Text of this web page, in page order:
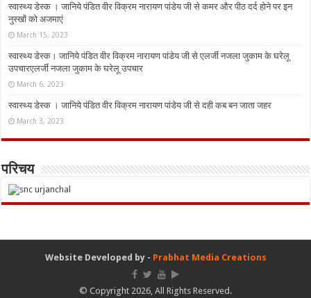
स्वास्थ्य डेस्क । जानिये पंडित वीर विक्रम नारायण पांडेय जी से कमर और पीठ दर्द होने पर इन
नुस्‍खों को अजमाएं
March 15, 2023
स्वास्थ्य डेस्क। जानिये पंडित वीर विक्रम नारायण पांडेय जी से एलर्जी नजला जुकाम के घरेलू
उपचारएलर्जी नजला जुकाम के घरेलू उपचार
March 6, 2023
स्वास्थ्य डेस्क । जानिये पंडित वीर विक्रम नारायण पांडेय जी से दही कब बन जाता जहर
March 3, 2023
परिचय
Website Developed by - Prabhat Media Creations
© Copyright 2026, All Rights Reserved.